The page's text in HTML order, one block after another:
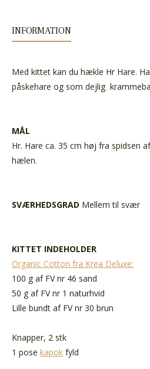
INFORMATION
Med kittet kan du hækle Hr Hare.
påskehare og som dejlig
MÅL
Hr. Hare ca. 35 cm høj fra spidsen
hælen.
SVÆRHEDSGRAD Mellem til svær
KITTET INDEHOLDER
Organic Cotton fra Krea Deluxe:
100 g af FV nr 46 sand
50 g af FV nr 1 naturhvid
Lille bundt af FV nr 30 brun
Knapper, 2 stk
1 pose kapok fyld